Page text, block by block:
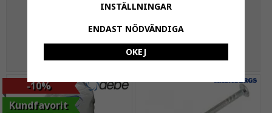
390 kr
KÖP
121 kr
KÖP
-10%
Kundfavorit
INSTÄLLNINGAR
ENDAST NÖDVÄNDIGA
OKEJ